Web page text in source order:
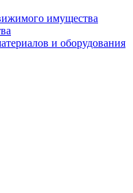
имущества
и оборудования